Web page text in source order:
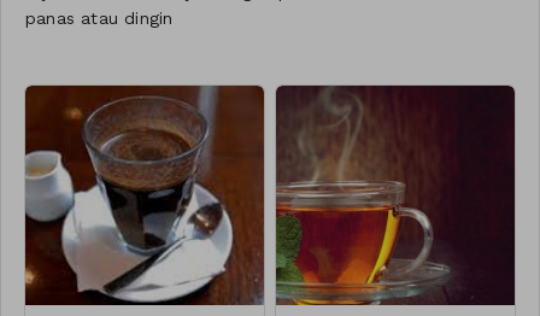
panas atau dingin